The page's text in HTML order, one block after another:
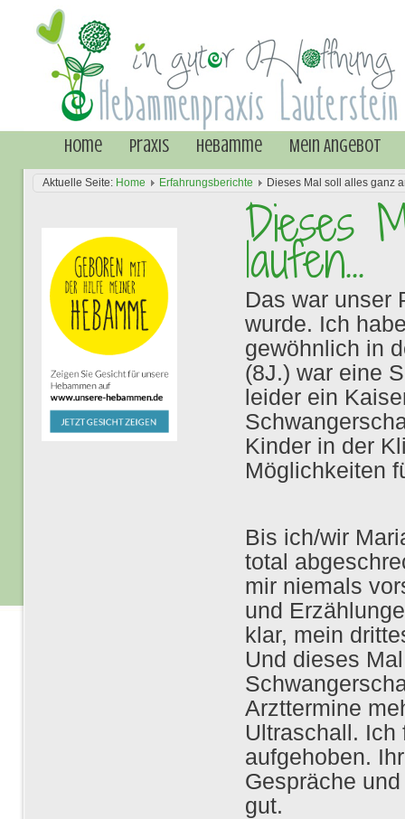
Home Praxis Hebamme Mein Angebot
Aktuelle Seite: Home Erfahrungsberichte Dieses Mal soll alles ganz
Dieses
laufen...
Das war unser
wurde. Ich
gewöhnlich in
(8J.) war eine
leider ein
Kinder in der
Möglichkeiten
Bis ich/wir
total
mir niemals
und
klar, mein
Und dieses
Arzttermine
Ultraschall. Ich
aufgehoben.
Gespräche
gut.